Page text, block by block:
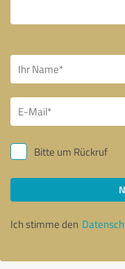
Bitte um Rückruf
Ich stimme den